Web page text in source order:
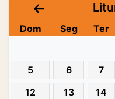
Dom Seg Ter
5
6 7
12
13 14